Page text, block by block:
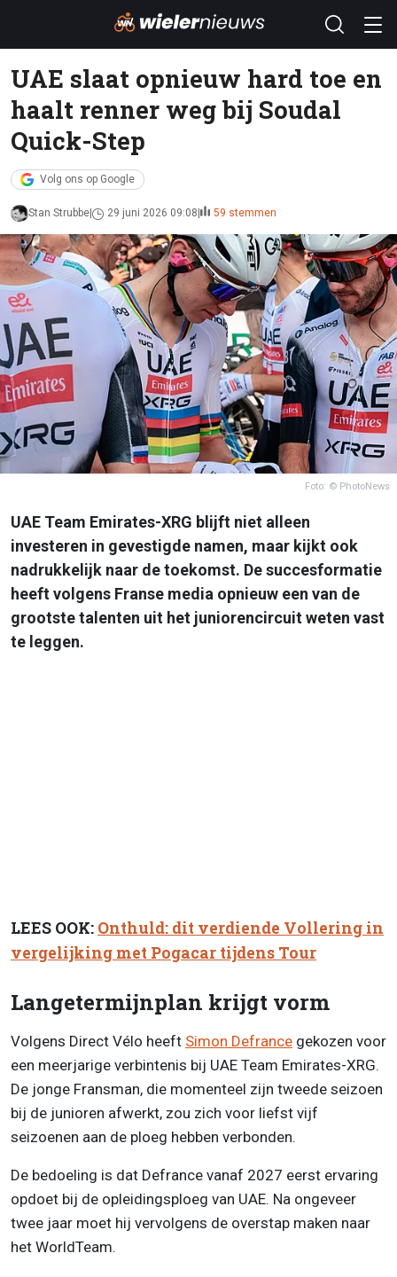
UAE slaat opnieuw hard toe en
haalt renner weg bij Soudal
Quick-Step
Volg ons op Google
Stan Strubbe 29 juni 2026 09:08 59 stemmen
Foto: © PhotoNews
UAE Team Emirates-XRG blijft niet alleen
investeren in gevestigde namen, maar kijkt ook
nadrukkelijk naar de toekomst. De succesformatie
heeft volgens Franse media opnieuw een van de
grootste talenten uit het juniorencircuit weten vast
te leggen.
LEES OOK: Onthuld: dit verdiende Vollering in
vergelijking met Pogacar tijdens Tour
Langetermijnplan krijgt vorm
Volgens Direct Vélo heeft Simon Defrance gekozen voor
een meerjarige verbintenis bij UAE Team Emirates-XRG.
De jonge Fransman, die momenteel zijn tweede seizoen
bij de junioren afwerkt, zou zich voor liefst vijf
seizoenen aan de ploeg hebben verbonden.
De bedoeling is dat Defrance vanaf 2027 eerst ervaring
opdoet bij de opleidingsploeg van UAE. Na ongeveer
twee jaar moet hij vervolgens de overstap maken naar
het WorldTeam.